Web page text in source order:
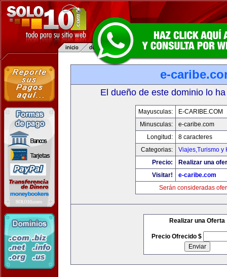
e-
El dueño de este dominio lo
Mayusculas:
E-CARIBE.COM
Minusculas:
e-caribe.com
Longitud:
8 caracteres
Categorias:
Viajes,Turismo y
Precio:
Realizar una
Visitar!
e-caribe.com
Serán consideradas
Realizar una Oferta
Precio Ofrecido $